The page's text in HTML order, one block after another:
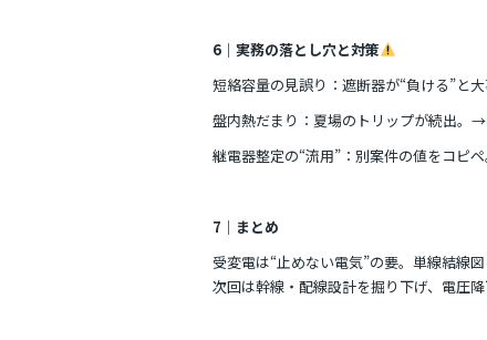
6｜実務の落とし穴と対策
短絡容量の見誤り：遮断器が“負ける”と
盤内熱だまり：夏場のトリップが続出。
継電器整定の“流用”：別案件の値をコピ
7｜まとめ
受変電は“止めない電気”の要。単線結線
次回は幹線・配線設計を掘り下げ、電圧